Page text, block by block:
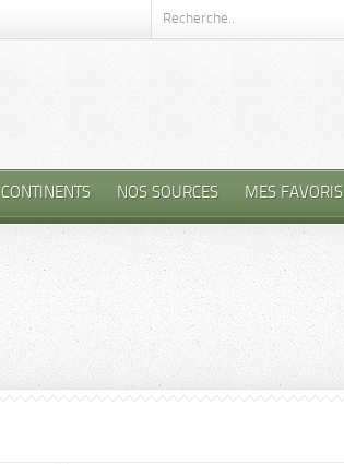
CONTINENTS NOS SOURCES MES FAVORIS